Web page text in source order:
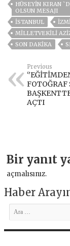
HÜSEYIN KIRAN
OLSUN MESAJI
ISTANBUL
MILLETVEKILI
SON DAKIKA
Previous
FOTOĞRAF
AÇTI
Bir yanıt
açmalısınız.
Haber